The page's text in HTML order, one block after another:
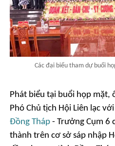
Các đại biểu tham dự buổi
Phát biểu tại buổi họp mặt,
Phó Chủ tịch Hội Liên lạc
Đồng Tháp - Trưởng Cụm 6
thành trên cơ sở sáp nhập